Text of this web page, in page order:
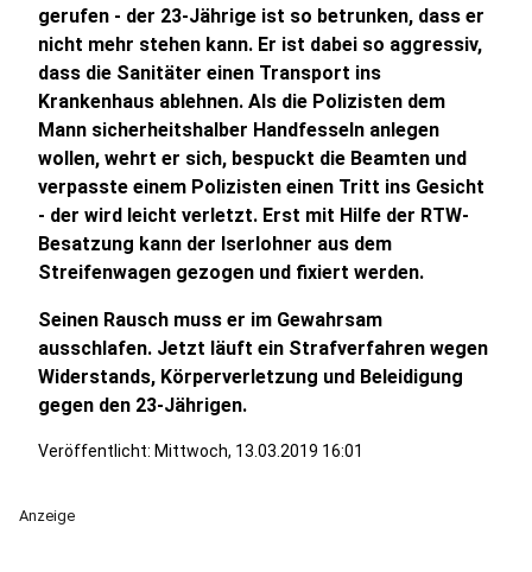
gerufen - der 23-Jährige ist so betrunken, dass er
nicht mehr stehen kann. Er ist dabei so aggressiv,
dass die Sanitäter einen Transport ins
Krankenhaus ablehnen. Als die Polizisten dem
Mann sicherheitshalber Handfesseln anlegen
wollen, wehrt er sich, bespuckt die Beamten und
verpasste einem Polizisten einen Tritt ins Gesicht
- der wird leicht verletzt. Erst mit Hilfe der RTW-
Besatzung kann der Iserlohner aus dem
Streifenwagen gezogen und fixiert werden.
Seinen Rausch muss er im Gewahrsam
ausschlafen. Jetzt läuft ein Strafverfahren wegen
Widerstands, Körperverletzung und Beleidigung
gegen den 23-Jährigen.
Veröffentlicht: Mittwoch, 13.03.2019 16:01
Anzeige